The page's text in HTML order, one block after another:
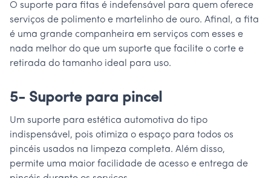
O suporte para fitas é indefensável para quem oferece
serviços de polimento e martelinho de ouro. Afinal, a fita
é uma grande companheira em serviços com esses e
nada melhor do que um suporte que facilite o corte e
retirada do tamanho ideal para uso.
5- Suporte para pincel
Um suporte para estética automotiva do tipo
indispensável, pois otimiza o espaço para todos os
pincéis usados na limpeza completa. Além disso,
permite uma maior facilidade de acesso e entrega de